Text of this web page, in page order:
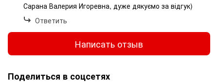
Сарана Валерия Игоревна, дуже дякуємо за відгук)
Ответить
Написать отзыв
Поделиться в соцсетях